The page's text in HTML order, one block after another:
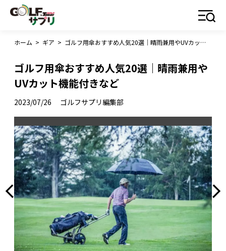
ホーム > ギア > ゴルフ用傘おすすめ人気20選｜晴雨兼用やUVカット機能付きなど
ゴルフ用傘おすすめ人気20選｜晴雨兼用や
UVカット機能付きなど
2023/07/26 ゴルフサプリ編集部